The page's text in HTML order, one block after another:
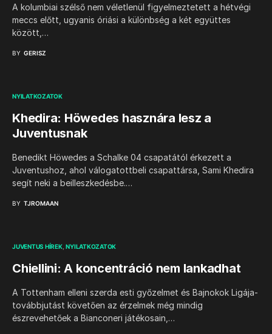
A kolumbiai szélső nem véletlenül figyelmeztetett a hétvégi
meccs előtt, ugyanis óriási a különbség a két együttes
között,…
BY GERISZ
NYILATKOZATOK
Khedira: Höwedes hasznára lesz a
Juventusnak
Benedikt Höwedes a Schalke 04 csapatától érkezett a
Juventushoz, ahol válogatottbeli csapattársa, Sami Khedira
segít neki a beilleszkedésbe.…
BY TJROMAAN
JUVENTUS HÍREK NYILATKOZATOK
Chiellini: A koncentráció nem lankadhat
A Tottenham elleni szerda esti győzelmet és Bajnokok Ligája-
továbbjutást követően az érzelmek még mindig
észrevehetőek a Bianconeri játékosain,…